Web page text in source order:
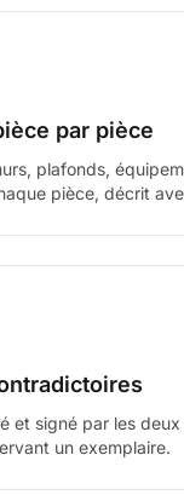
par pièce
plafonds,
pièce, décrit
et signé par les
un exemplaire.